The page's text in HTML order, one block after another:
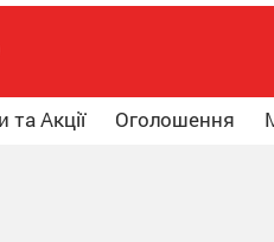
та Акції Оголошення